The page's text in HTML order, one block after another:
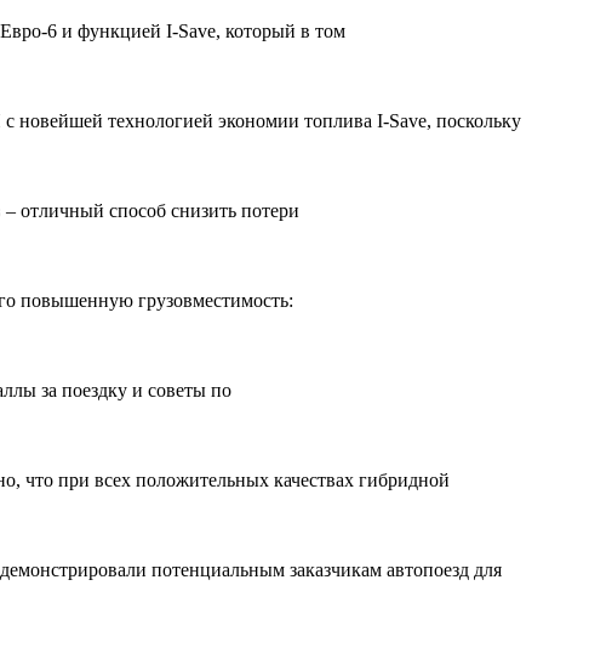
Евро-6 и функцией I-Save, который в том
новейшей технологией экономии топлива I-Save, поскольку
отличный способ снизить потери
повышенную грузовместимость:
за поездку и советы по
что при всех положительных качествах гибридной
потенциальным заказчикам автопоезд для